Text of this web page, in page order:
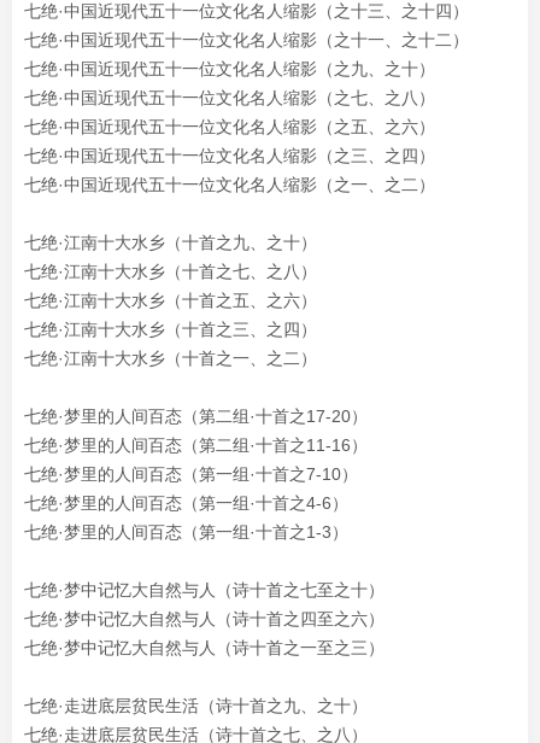
七绝·中国近现代五十一位文化名人缩影（之十三、之十四）
七绝·中国近现代五十一位文化名人缩影（之十一、之十二）
七绝·中国近现代五十一位文化名人缩影（之九、之十）
七绝·中国近现代五十一位文化名人缩影（之七、之八）
七绝·中国近现代五十一位文化名人缩影（之五、之六）
七绝·中国近现代五十一位文化名人缩影（之三、之四）
七绝·中国近现代五十一位文化名人缩影（之一、之二）
七绝·江南十大水乡（十首之九、之十）
七绝·江南十大水乡（十首之七、之八）
七绝·江南十大水乡（十首之五、之六）
七绝·江南十大水乡（十首之三、之四）
七绝·江南十大水乡（十首之一、之二）
七绝·梦里的人间百态（第二组·十首之17-20）
七绝·梦里的人间百态（第二组·十首之11-16）
七绝·梦里的人间百态（第一组·十首之7-10）
七绝·梦里的人间百态（第一组·十首之4-6）
七绝·梦里的人间百态（第一组·十首之1-3）
七绝·梦中记忆大自然与人（诗十首之七至之十）
七绝·梦中记忆大自然与人（诗十首之四至之六）
七绝·梦中记忆大自然与人 （诗十首之一至之三）
七绝·走进底层贫民生活（诗十首之九、之十）
七绝·走进底层贫民生活（诗十首之七、之八）